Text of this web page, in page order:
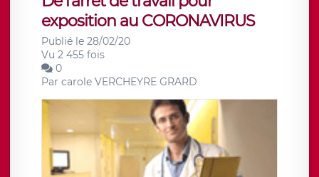
exposition au CORONAVIRUS
Publié le 28/02/20
Vu 2 455 fois
0
Par carole VERCHEYRE GRARD